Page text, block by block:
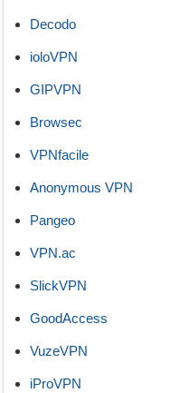
Decodo
ioloVPN
GIPVPN
Browsec
VPNfacile
Anonymous VPN
Pangeo
VPN.ac
SlickVPN
GoodAccess
VuzeVPN
iProVPN